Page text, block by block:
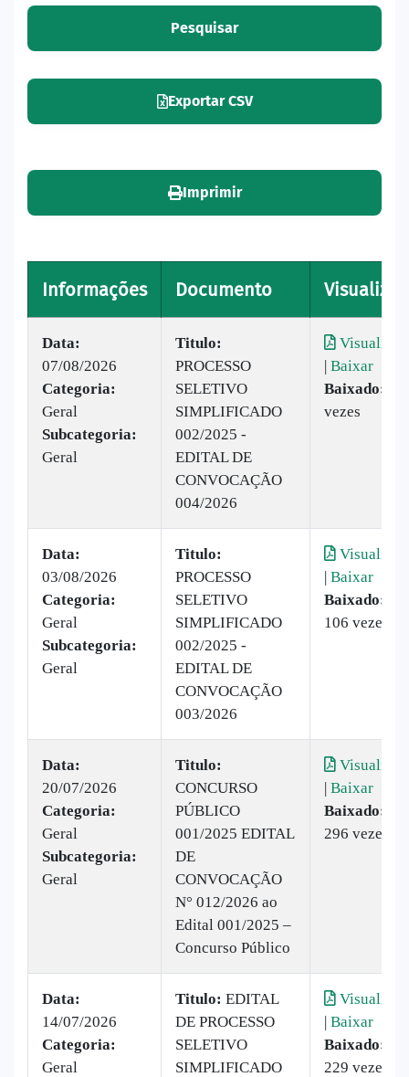
Pesquisar
Exportar CSV
Imprimir
Informações Documento Visualizar
Data:
07/08/2026
Categoria:
Geral
Subcategoria:
Geral
Titulo:
PROCESSO
SELETIVO
SIMPLIFICADO
002/2025 -
EDITAL DE
CONVOCAÇÃO
004/2026
Visualizar
| Baixar
Baixado:
vezes
Data:
03/08/2026
Categoria:
Geral
Subcategoria:
Geral
Titulo:
PROCESSO
SELETIVO
SIMPLIFICADO
002/2025 -
EDITAL DE
CONVOCAÇÃO
003/2026
Visualizar
| Baixar
Baixado:
106 vezes
Data:
20/07/2026
Categoria:
Geral
Subcategoria:
Geral
Titulo:
CONCURSO
PÚBLICO
001/2025 EDITAL
DE
CONVOCAÇÃO
N° 012/2026 ao
Edital 001/2025 –
Concurso Público
Visualizar
| Baixar
Baixado:
296 vezes
Data:
14/07/2026
Categoria:
Geral
Titulo: EDITAL
DE PROCESSO
SELETIVO
SIMPLIFICADO
Visualizar
| Baixar
Baixado:
229 vezes